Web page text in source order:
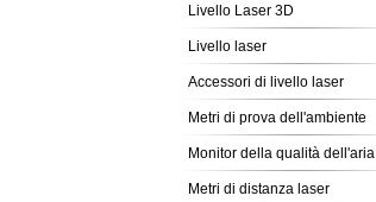
Livello Laser 3D
Livello laser
Accessori di livello laser
Metri di prova dell'ambiente
Monitor della qualità dell'aria
Metri di distanza laser